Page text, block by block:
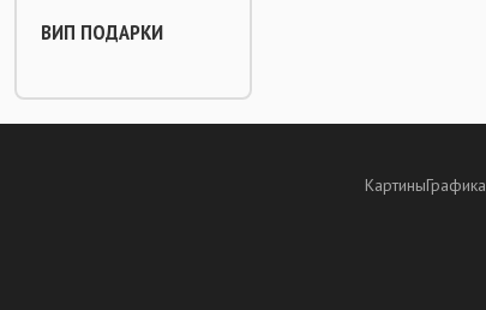
ВИП ПОДАРКИ
КартиныГрафика